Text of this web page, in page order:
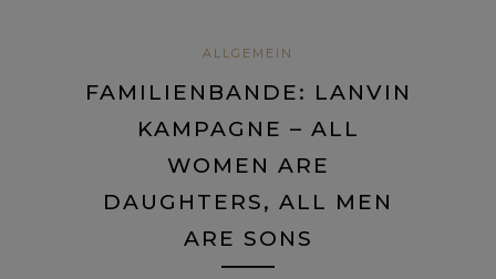
ALLGEMEIN
FAMILIENBANDE: LANVIN
KAMPAGNE – ALL
WOMEN ARE
DAUGHTERS, ALL MEN
ARE SONS